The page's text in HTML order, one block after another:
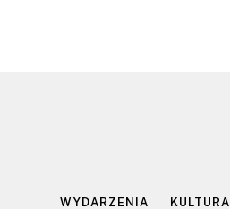
WYDARZENIA KULTURA